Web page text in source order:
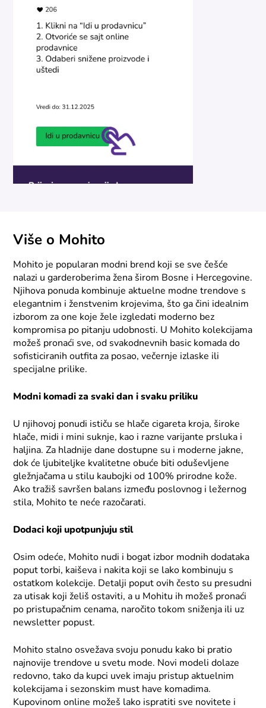
Više o Mohito
Mohito je popularan modni brend koji se sve češće
nalazi u garderoberima žena širom Bosne i Hercegovine.
Njihova ponuda kombinuje aktuelne modne trendove s
elegantnim i ženstvenim krojevima, što ga čini idealnim
izborom za one koje žele izgledati moderno bez
kompromisa po pitanju udobnosti. U Mohito kolekcijama
možeš pronaći sve, od svakodnevnih basic komada do
sofisticiranih outfita za posao, večernje izlaske ili
specijalne prilike.
Modni komadi za svaki dan i svaku priliku
U njihovoj ponudi ističu se hlače cigareta kroja, široke
hlače, midi i mini suknje, kao i razne varijante prsluka i
haljina. Za hladnije dane dostupne su i moderne jakne,
dok će ljubiteljke kvalitetne obuće biti oduševljene
gležnjačama u stilu kaubojki od 100% prirodne kože.
Ako tražiš savršen balans između poslovnog i ležernog
stila, Mohito te neće razočarati.
Dodaci koji upotpunjuju stil
Osim odeće, Mohito nudi i bogat izbor modnih dodataka
poput torbi, kaiševa i nakita koji se lako kombinuju s
ostatkom kolekcije. Detalji poput ovih često su presudni
za utisak koji želiš ostaviti, a u Mohitu ih možeš pronaći
po pristupačnim cenama, naročito tokom sniženja ili uz
newsletter popust.
Mohito stalno osvežava svoju ponudu kako bi pratio
najnovije trendove u svetu mode. Novi modeli dolaze
redovno, tako da kupci uvek imaju pristup aktuelnim
kolekcijama i sezonskim must have komadima.
Kupovinom online možeš lako ispratiti sve novitete i